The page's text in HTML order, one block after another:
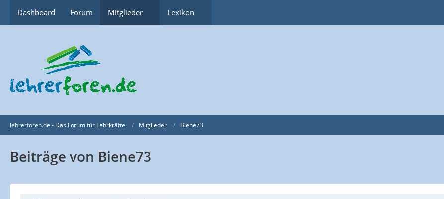
Dashboard Forum Mitglieder Lexikon
lehrerforen.de - Das Forum für Lehrkräfte Mitglieder Biene73
Beiträge von Biene73